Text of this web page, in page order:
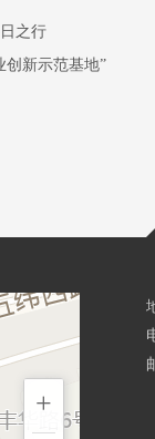
之行
创新示范基地”
+